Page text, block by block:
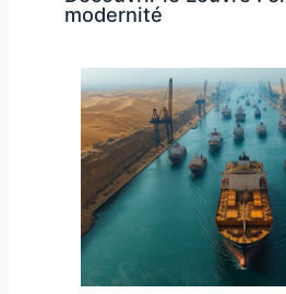
modernité